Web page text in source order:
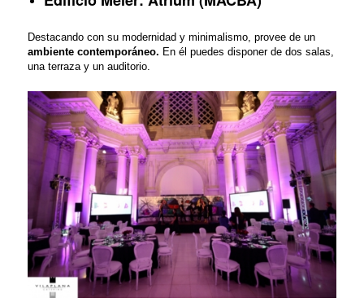
Destacando con su modernidad y minimalismo, provee de un
ambiente contemporáneo. En él puedes disponer de dos salas,
una terraza y un auditorio.